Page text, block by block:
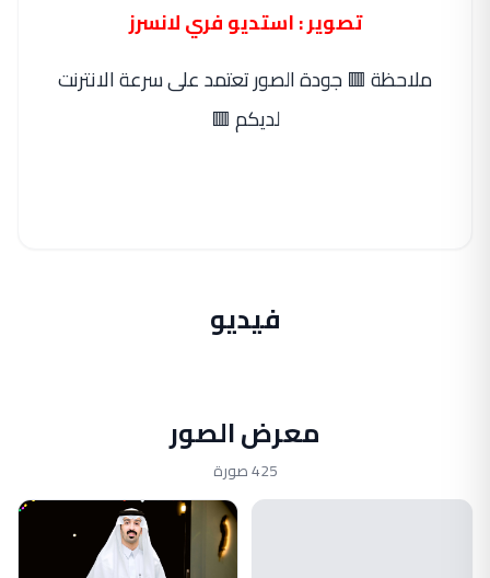
تصوير : استديو فري لانسرز
ملاحظة 🟥 جودة الصور تعتمد على سرعة الانترنت
لديكم 🟥
فيديو
معرض الصور
425 صورة